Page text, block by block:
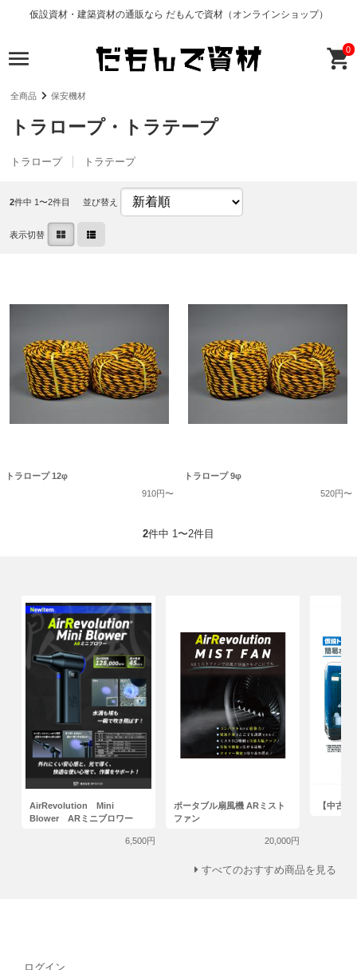
仮設資材・建築資材の通販なら だもんで資材（オンラインショップ）
0
全商品 保安機材
トラロープ・トラテープ
トラロープ トラテープ
2件中 1〜2件目 並び替え
表示切替
トラロープ 12φ
910円〜
トラロープ 9φ
520円〜
2件中 1〜2件目
AirRevolution Mini
Blower ARミニブロワー
6,500円
ポータブル扇風機 ARミスト
ファン
20,000円
【中古
すべてのおすすめ商品を見る
ログイン